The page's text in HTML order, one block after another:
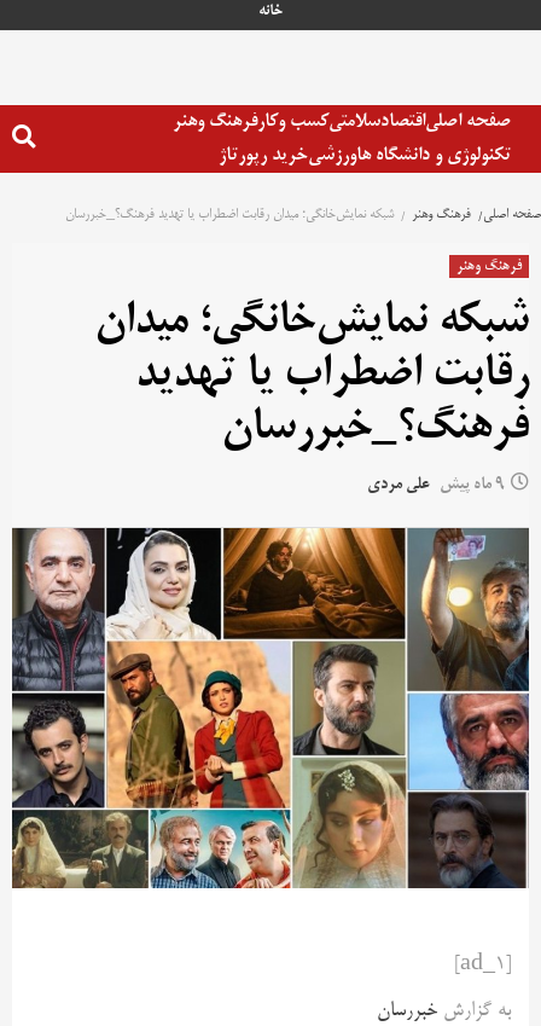
خانه
صفحه اصلیاقتصادسلامتیکسب وکارفرهنگ وهنر
تکنولوژی و دانشگاه هاورزشیخرید رپورتاژ
صفحه اصلی فرهنگ وهنر شبکه نمایش‌خانگی؛ میدان رقابت اضطراب یا تهدید فرهنگ؟_خبررسان
فرهنگ وهنر
شبکه نمایش‌خانگی؛ میدان
رقابت اضطراب یا تهدید
فرهنگ؟_خبررسان
9 ماه پیش علی مردی
به گزارش خبررسان